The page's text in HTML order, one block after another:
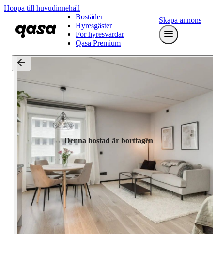
Hoppa till huvudinnehåll
Bostäder
Hyresgäster
För hyresvärdar
Qasa Premium
Skapa annons
Denna bostad är borttagen